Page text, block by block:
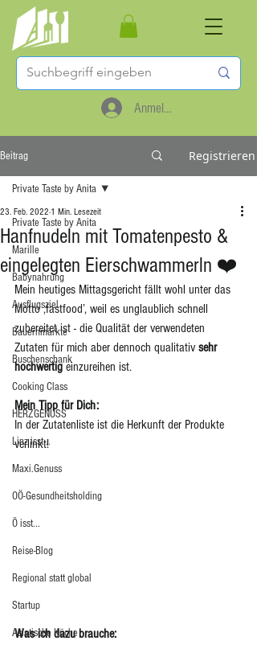
Anmelden
Beitrag Registrieren
Private Taste by Anita
Marille
Babynahrung
Ausflugsziel
Bauernmärkte
Buschenschank
Cooking Class
HERZGENUSS
Linz isst...
Maxi.Genuss
OÖ-Gesundheitsholding
Ö isst...
Reise-Blog
Regional statt global
Startup
Asiatische Küche
Private Taste by Anita
Hanfnudeln mit Tomatenpesto &
eingelegten Eierschwammerln ❤️
23. Feb. 2022 1 Min. Lesezeit
Mein heutiges Mittagsgericht fällt wohl unter das
Motto ‚fastfood’, weil es unglaublich schnell
zubereitet ist - die Qualität der verwendeten
Zutaten für mich aber dennoch qualitativ sehr
hochwertig einzureihen ist.
Mein Tipp für Dich:
In der Zutatenliste ist die Herkunft der Produkte
verlinkt!
Was ich dazu brauche: